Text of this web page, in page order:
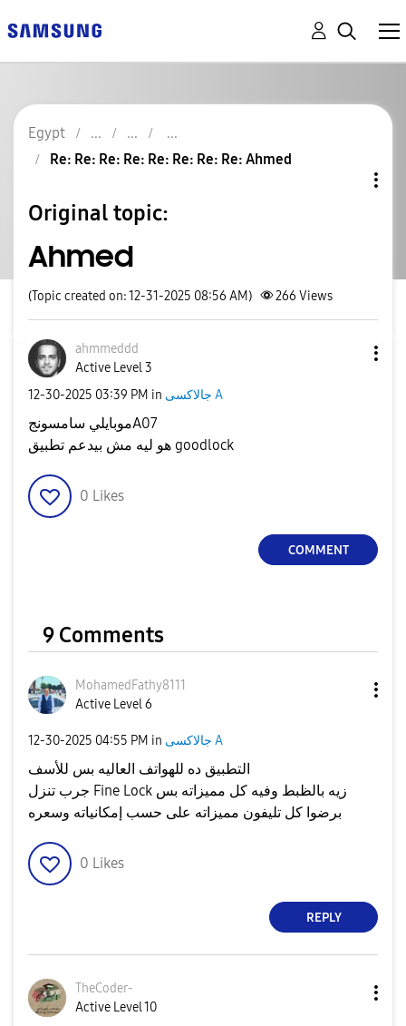
Egypt
Re: Re: Re: Re: Re: Re: Re: Re: Ahmed
Original topic:
Ahmed
(Topic created on: 12-31-2025 08:56 AM) 266 Views
ahmmeddd
Active Level 3
‎12-30-2025 03:39 PM in جالاكسى A
موبايلي سامسونجA07
هو ليه مش بيدعم تطبيق goodlock
0 Likes
COMMENT
9 Comments
MohamedFathy8111
Active Level 6
‎12-30-2025 04:55 PM in جالاكسى A
التطبيق ده للهواتف العاليه بس للأسف
جرب تنزل Fine Lock زيه بالظبط وفيه كل مميزاته بس
برضوا كل تليفون مميزاته على حسب إمكانياته وسعره
0 Likes
REPLY
TheCoder-
Active Level 10